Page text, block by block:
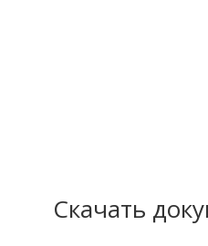
Скачать